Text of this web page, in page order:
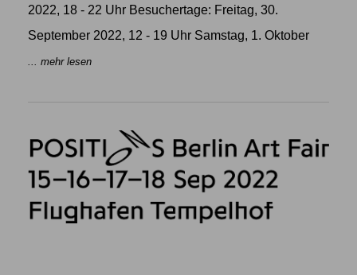
2022, 18 - 22 Uhr Besuchertage: Freitag, 30.
September 2022, 12 - 19 Uhr Samstag, 1. Oktober
... mehr lesen